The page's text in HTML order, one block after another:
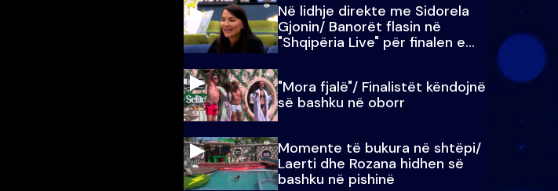
Në lidhje direkte me Sidorela
Gjonin/ Banorët flasin në
"Shqipëria Live" për finalen e
madhe
"Mora fjalë"/ Finalistët këndojnë
së bashku në oborr
Momente të bukura në shtëpi/
Laerti dhe Rozana hidhen së
bashku në pishinë